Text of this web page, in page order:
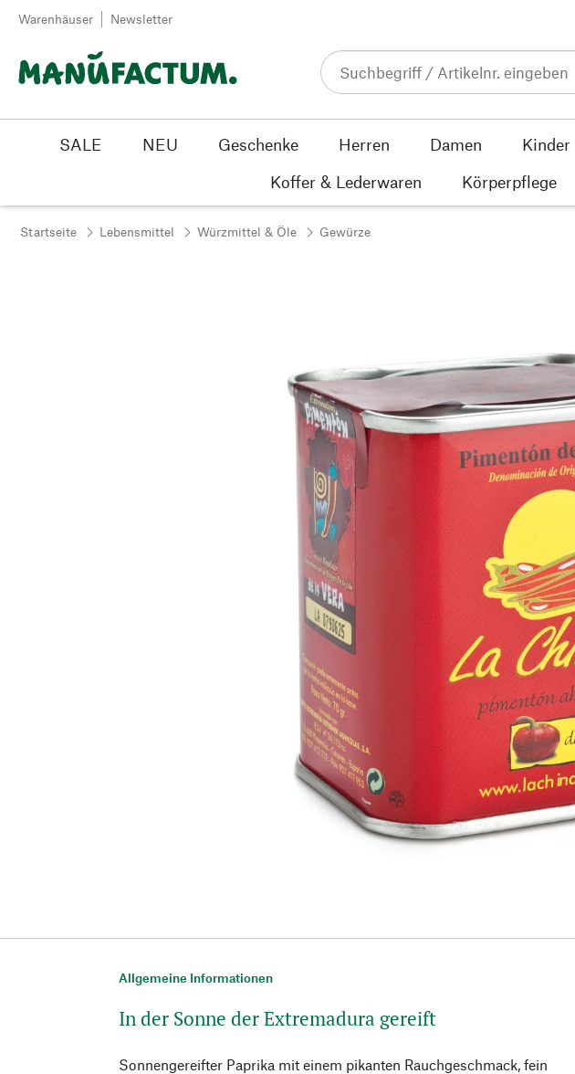
Zum Inhalt springen
Warenhäuser Newsletter
SALE NEU Geschenke Herren Damen Kinder
Koffer & Lederwaren
Körperpflege
Startseite Lebensmittel Würzmittel & Öle Gewürze
Allgemeine Informationen
In der Sonne der Extremadura gereift
Sonnengereifter Paprika mit einem pikanten Rauchgeschmack, fein